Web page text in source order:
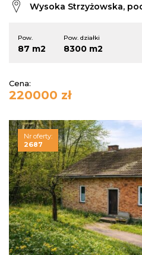
Wysoka Strzyżowska,
Pow.
87 m2
Pow. działki
8300 m2
Cena:
220000 zł
Nr oferty:
2687